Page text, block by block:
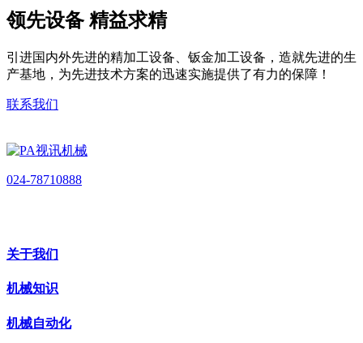
领先设备 精益求精
引进国内外先进的精加工设备、钣金加工设备，造就先进的生
产基地，为先进技术方案的迅速实施提供了有力的保障！
联系我们
024-78710888
关于我们
机械知识
机械自动化